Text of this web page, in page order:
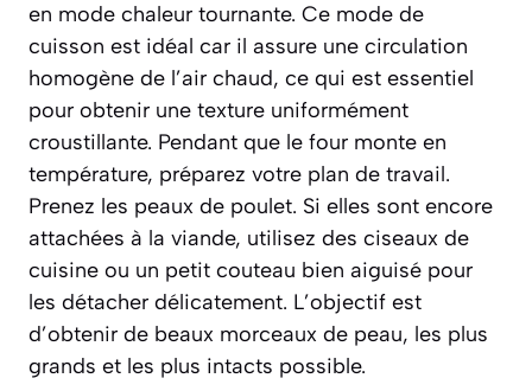
en mode chaleur tournante. Ce mode de
cuisson est idéal car il assure une circulation
homogène de l’air chaud, ce qui est essentiel
pour obtenir une texture uniformément
croustillante. Pendant que le four monte en
température, préparez votre plan de travail.
Prenez les peaux de poulet. Si elles sont encore
attachées à la viande, utilisez des ciseaux de
cuisine ou un petit couteau bien aiguisé pour
les détacher délicatement. L’objectif est
d’obtenir de beaux morceaux de peau, les plus
grands et les plus intacts possible.